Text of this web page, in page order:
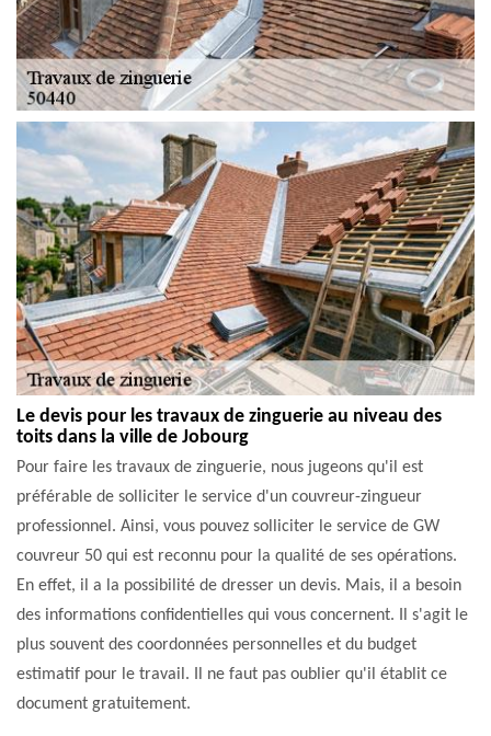
Le devis pour les travaux de zinguerie au niveau des
toits dans la ville de Jobourg
Pour faire les travaux de zinguerie, nous jugeons qu'il est
préférable de solliciter le service d'un couvreur-zingueur
professionnel. Ainsi, vous pouvez solliciter le service de GW
couvreur 50 qui est reconnu pour la qualité de ses opérations.
En effet, il a la possibilité de dresser un devis. Mais, il a besoin
des informations confidentielles qui vous concernent. Il s'agit le
plus souvent des coordonnées personnelles et du budget
estimatif pour le travail. Il ne faut pas oublier qu'il établit ce
document gratuitement.